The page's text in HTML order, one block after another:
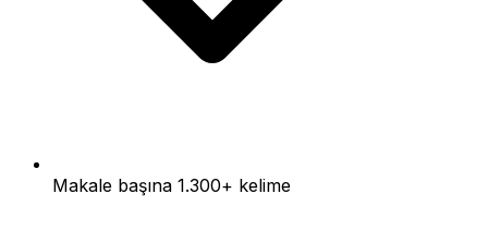
Makale başına 1.300+ kelime